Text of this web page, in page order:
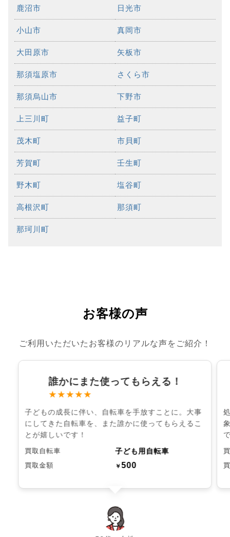
鹿沼市 日光市
小山市 真岡市
大田原市 矢板市
那須塩原市 さくら市
那須烏山市 下野市
上三川町 益子町
茂木町 市貝町
芳賀町 壬生町
野木町 塩谷町
高根沢町 那須町
那珂川町
お客様の声
ご利用いただいたお客様のリアルな声をご紹介！
誰かにまた使ってもらえる！
★★★★★
子どもの成長に伴い、自転車を手放すことに。大事
にしてきた自転車を、また誰かに使ってもらえるこ
とが嬉しいです！
買取自転車 子ども用自転車
買取金額 ￥500
chevron_left chevron_right